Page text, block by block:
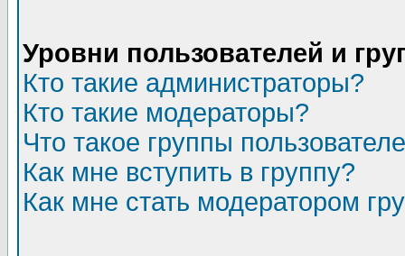
Уровни пользователей и
Кто такие администраторы?
Кто такие модераторы?
Что такое группы
Как мне вступить в группу?
Как мне стать модератором